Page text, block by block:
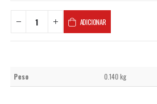
ADICIONAR
Peso 0.140 kg